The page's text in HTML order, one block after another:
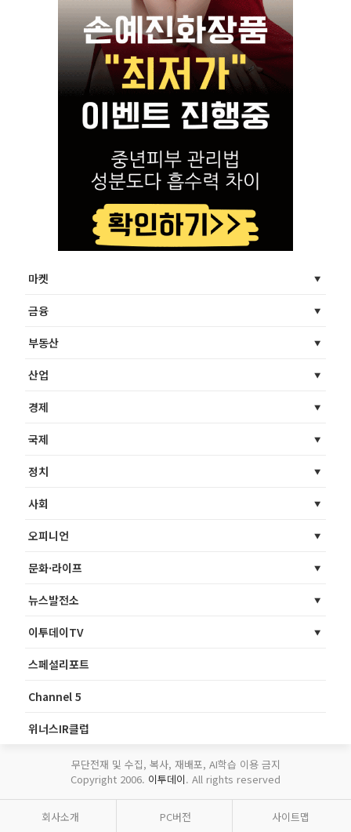
마켓
금융
부동산
산업
경제
국제
정치
사회
오피니언
문화·라이프
뉴스발전소
이투데이TV
스페셜리포트
Channel 5
위너스IR클럽
무단전재 및 수집, 복사, 재배포, AI학습 이용 금지
Copyright 2006. 이투데이. All rights reserved
회사소개 PC버전 사이트맵